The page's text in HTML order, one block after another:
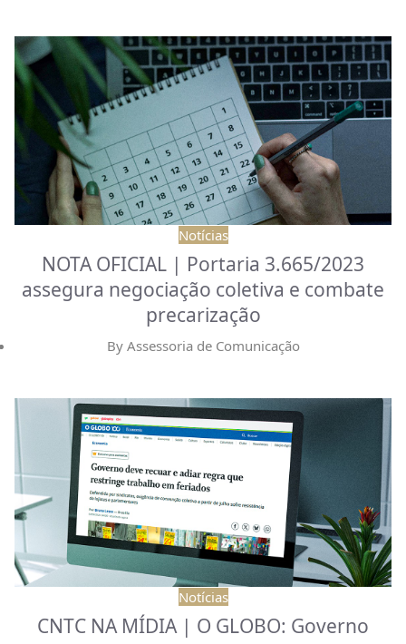
Notícias
NOTA OFICIAL | Portaria 3.665/2023
assegura negociação coletiva e combate
precarização
By Assessoria de Comunicação
Notícias
CNTC NA MÍDIA | O GLOBO: Governo